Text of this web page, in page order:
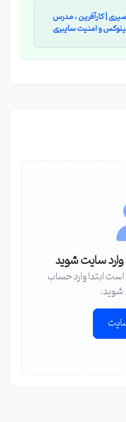
| کارآفرین ، مدرس
و امنیت سایبری
وارد سایت شوید
ابتدا وارد حساب
شوید.